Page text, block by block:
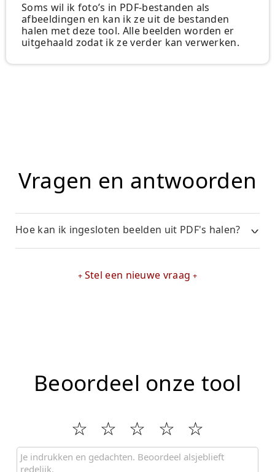
Soms wil ik foto’s in PDF-bestanden als
afbeeldingen en kan ik ze uit de bestanden
halen met deze tool. Alle beelden worden er
uitgehaald zodat ik ze verder kan verwerken.
Vragen en antwoorden
Hoe kan ik ingesloten beelden uit PDF's halen?
Stel een nieuwe vraag
Beoordeel onze tool